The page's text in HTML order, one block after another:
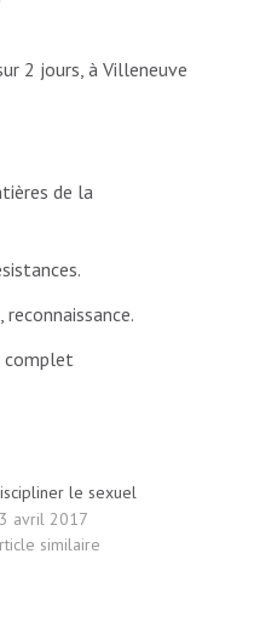
2 jours, à Villeneuve
de la
complet
le sexuel
avril 2017
similaire